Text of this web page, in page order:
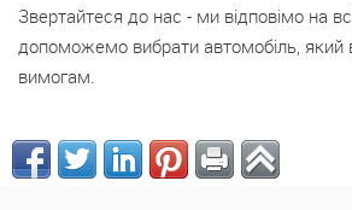
Звертайтеся до нас - ми відповімо на
допоможемо вибрати автомобіль, який
вимогам.